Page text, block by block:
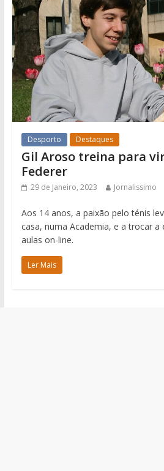
Desporto Destaques
Gil Aroso treina para
Federer
29 de Janeiro, 2023 Jornalissimo
Aos 14 anos, a paixão pelo ténis
casa, numa Academia, e a trocar
aulas on-line.
Ler Mais